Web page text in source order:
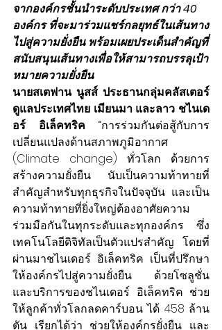
จากองค์กรชั้นนำระดับประเทศ กว่า 40
องค์กร ที่จะมาร่วมแชร์กลยุทธ์ในเส้นทาง
ไปสู่ความยั่งยืน พร้อมเผยประเด็นสำคัญที่
สนับสนุนเส้นทางเพื่อให้สามารถบรรลุเป้า
หมายความยั่งยืน
นายสเตฟาน นูสส์ ประธานกลุ่มคลัสเตอร์
ดูแลประเทศไทย เมียนมา และลาว ชไนเด
อร์ อิเล็คทริค “การร่วมกันต่อสู้กับการ
เปลี่ยนแปลงด้านสภาพภูมิอากาศ
(Climate change) ทั่วโลก ด้วยการ
สร้างความยั่งยืน นับเป็นความท้าทายที่
สำคัญสำหรับทุกธุรกิจในปัจจุบัน และเป็น
ความท้าทายที่ยิ่งใหญ่ต้องอาศัยความ
ร่วมมือกันในทุกระดับและทุกองค์กร ซึ่ง
เทคโนโลยีดิจิทัลเป็นตัวแปรสำคัญ โดยที่
ผ่านมาชไนเดอร์ อิเล็คทริค เป็นที่ปรึกษา
ให้องค์กรไปสู่ความยั่งยืน ด้วยโซลูชั่น
และบริการของชไนเดอร์ อิเล็คทริค ช่วย
ให้ลูกค้าทั่วโลกลดคาร์บอน ได้ 458 ล้าน
ตัน เรียกได้ว่า ช่วยให้องค์กรยั่งยืน และ